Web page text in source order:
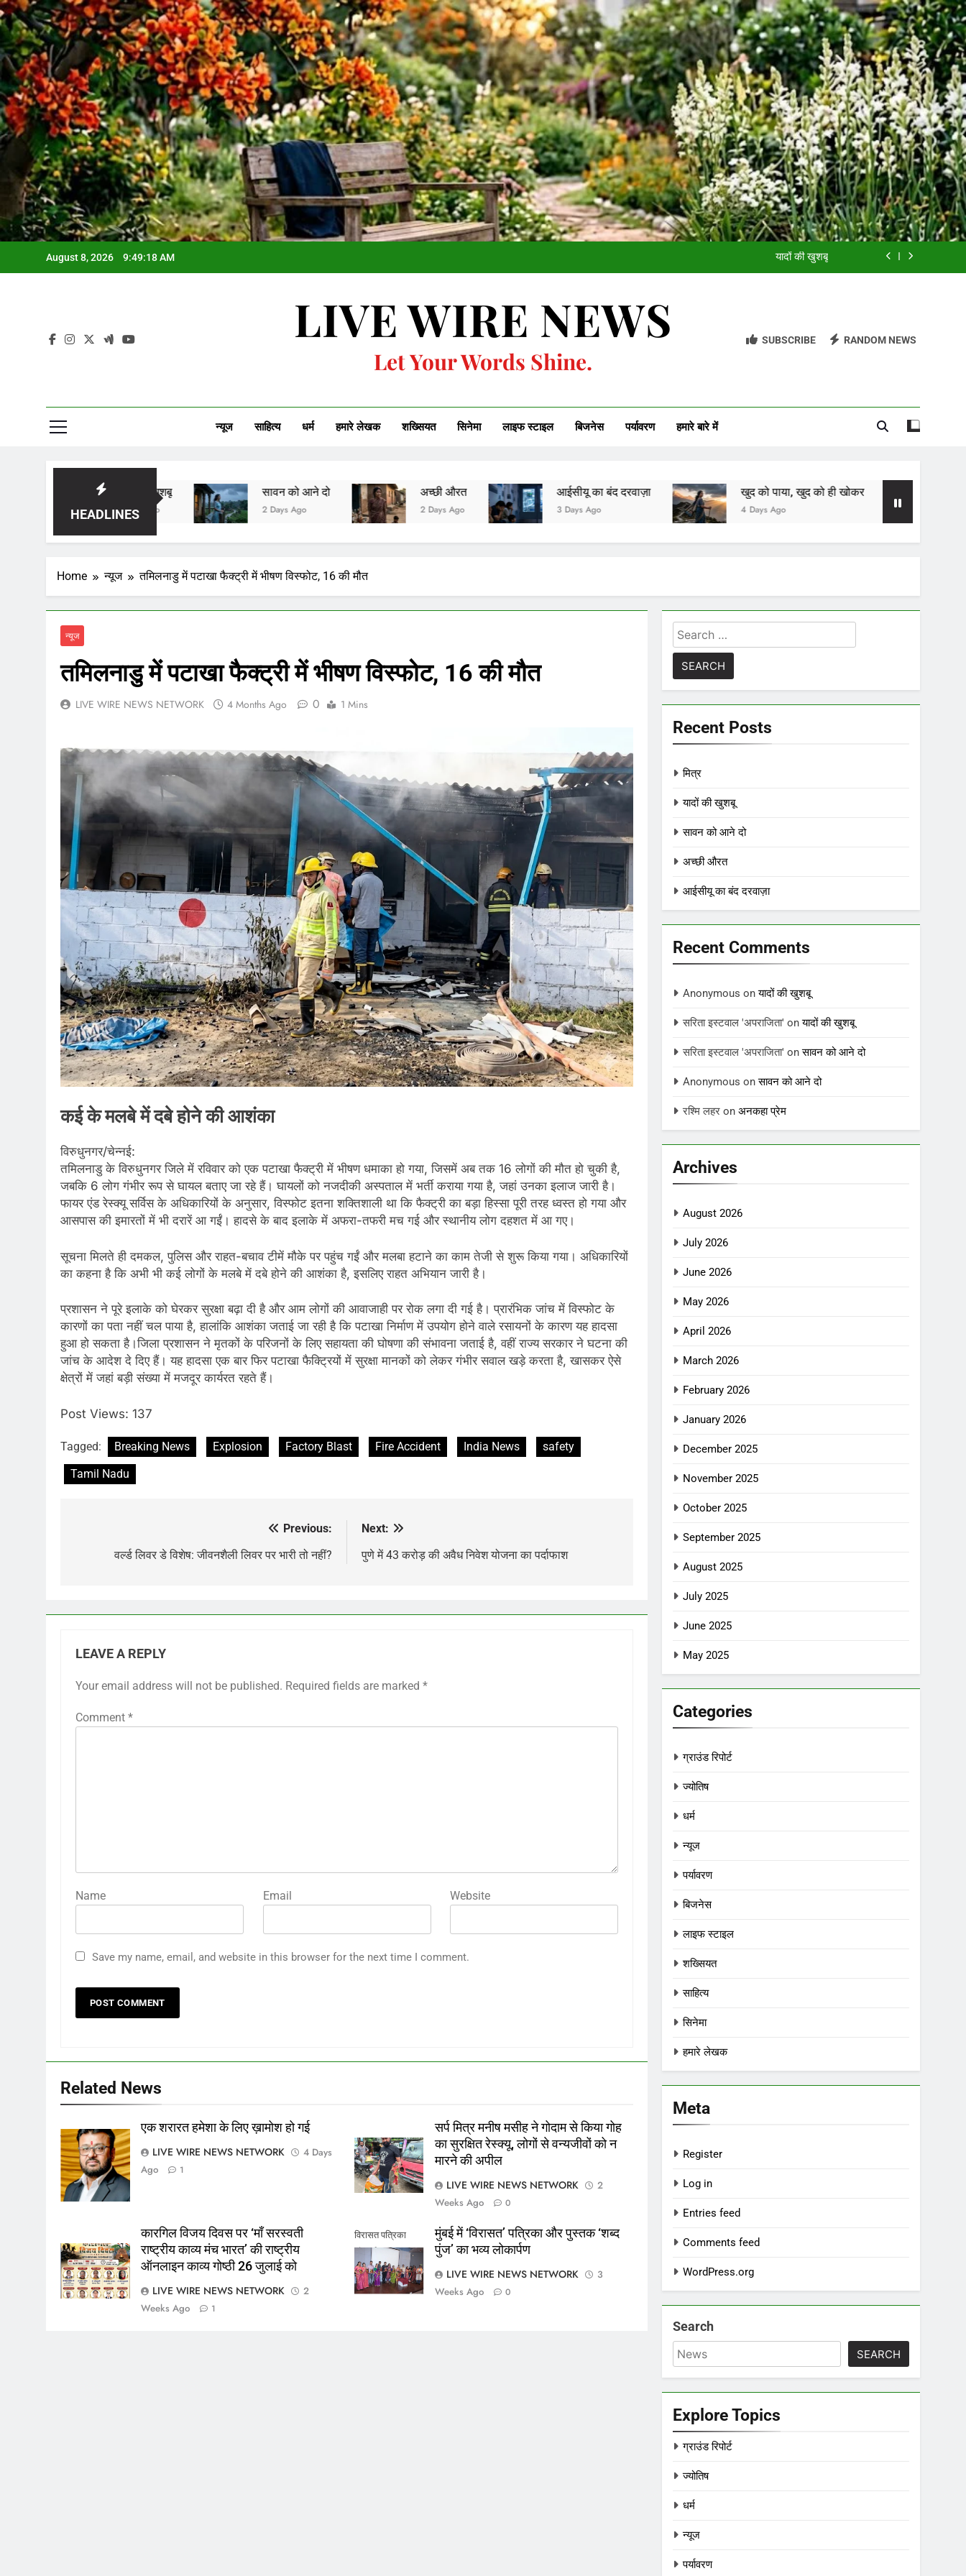
Skip
to
content
August 8, 2026 9:49:19 AM
अच्छी औरत
मित्र
यादों की खुशबू
LIVE WIRE NEWS
Let Your Words Shine.
SUBSCRIBE RANDOM NEWS
न्यूज साहित्य धर्म हमारे लेखक शख्सियत सिनेमा लाइफ स्टाइल बिजनेस पर्यावरण हमारे बारे में
HEADLINES
यादों की खुशबू
2 Days Ago
सावन को आने दो
2 Days Ago
अच्छी औरत
2 Days Ago
आईसीयू का बंद दरवाज़ा
3 Days Ago
खुद को पाया, खुद को ही खोकर
4 Days Ago 1 Hour Ago
Home न्यूज तमिलनाडु में पटाखा फैक्ट्री में भीषण विस्फोट, 16 की मौत
न्यूज
तमिलनाडु में पटाखा फैक्ट्री में भीषण विस्फोट, 16 की मौत
LIVE WIRE NEWS NETWORK 4 Months Ago 0 1 Mins
कई के मलबे में दबे होने की आशंका
विरुधुनगर/चेन्नई:
तमिलनाडु के विरुधुनगर जिले में रविवार को एक पटाखा फैक्ट्री में भीषण धमाका हो गया, जिसमें अब तक 16 लोगों की मौत हो चुकी है,
जबकि 6 लोग गंभीर रूप से घायल बताए जा रहे हैं। घायलों को नजदीकी अस्पताल में भर्ती कराया गया है, जहां उनका इलाज जारी है।
फायर एंड रेस्क्यू सर्विस के अधिकारियों के अनुसार, विस्फोट इतना शक्तिशाली था कि फैक्ट्री का बड़ा हिस्सा पूरी तरह ध्वस्त हो गया और
आसपास की इमारतों में भी दरारें आ गईं। हादसे के बाद इलाके में अफरा-तफरी मच गई और स्थानीय लोग दहशत में आ गए।
सूचना मिलते ही दमकल, पुलिस और राहत-बचाव टीमें मौके पर पहुंच गईं और मलबा हटाने का काम तेजी से शुरू किया गया। अधिकारियों
का कहना है कि अभी भी कई लोगों के मलबे में दबे होने की आशंका है, इसलिए राहत अभियान जारी है।
प्रशासन ने पूरे इलाके को घेरकर सुरक्षा बढ़ा दी है और आम लोगों की आवाजाही पर रोक लगा दी गई है। प्रारंभिक जांच में विस्फोट के
कारणों का पता नहीं चल पाया है, हालांकि आशंका जताई जा रही है कि पटाखा निर्माण में उपयोग होने वाले रसायनों के कारण यह हादसा
हुआ हो सकता है।जिला प्रशासन ने मृतकों के परिजनों के लिए सहायता की घोषणा की संभावना जताई है, वहीं राज्य सरकार ने घटना की
जांच के आदेश दे दिए हैं। यह हादसा एक बार फिर पटाखा फैक्ट्रियों में सुरक्षा मानकों को लेकर गंभीर सवाल खड़े करता है, खासकर ऐसे
क्षेत्रों में जहां बड़ी संख्या में मजदूर कार्यरत रहते हैं।
Post Views: 137
Tagged: Breaking News Explosion Factory Blast Fire Accident India News
safety
Tamil Nadu
navigation
Previous:
वर्ल्ड लिवर डे विशेष: जीवनशैली लिवर पर भारी तो नहीं?
Next:
पुणे में 43 करोड़ की अवैध निवेश योजना का पर्दाफाश
LEAVE A REPLY
Your email address will not be published. Required fields are marked *
Comment *
Name Email Website
Save my name, email, and website in this browser for the next time I comment.
Related News
गिरधारी अरोरा
एक शरारत हमेशा के लिए ख़ामोश हो गई
LIVE WIRE NEWS NETWORK
4 Days
Ago
1
सर्प मित्र मनीष मसीह ने गोदाम से किया गोह
का सुरक्षित रेस्क्यू, लोगों से वन्यजीवों को न
मारने की अपील
LIVE WIRE NEWS NETWORK
2
Weeks Ago
0
कारगिल विजय दिवस पर ‘माँ सरस्वती
राष्ट्रीय काव्य मंच भारत’ की राष्ट्रीय
ऑनलाइन काव्य गोष्ठी 26 जुलाई को
LIVE WIRE NEWS NETWORK
2
Weeks Ago
1
विरासत पत्रिका
लोकार्पण
मुंबई में ‘विरासत’ पत्रिका और पुस्तक ‘शब्द
पुंज’ का भव्य लोकार्पण
LIVE WIRE NEWS NETWORK
3
Weeks Ago
0
Search
for:
Recent Posts
मित्र
यादों की खुशबू
सावन को आने दो
अच्छी औरत
आईसीयू का बंद दरवाज़ा
Recent Comments
Anonymous onयादों की खुशबू
सरिता इस्टवाल 'अपराजिता' onयादों की खुशबू
सरिता इस्टवाल 'अपराजिता' onसावन को आने दो
Anonymous onसावन को आने दो
रश्मि लहर onअनकहा प्रेम
Archives
August 2026
July 2026
June 2026
May 2026
April 2026
March 2026
February 2026
January 2026
December 2025
November 2025
October 2025
September 2025
August 2025
July 2025
June 2025
May 2025
Categories
ग्राउंड रिपोर्ट
ज्योतिष
धर्म
न्यूज
पर्यावरण
बिजनेस
लाइफ स्टाइल
शख्सियत
साहित्य
सिनेमा
हमारे लेखक
Meta
Register
Log in
Entries feed
Comments feed
WordPress.org
Search
SEARCH
Explore Topics
ग्राउंड रिपोर्ट
ज्योतिष
धर्म
न्यूज
पर्यावरण